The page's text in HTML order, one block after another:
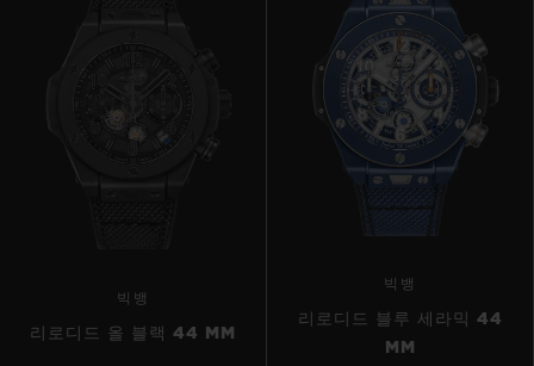
빅뱅
리로디드 올 블랙 44 MM
빅뱅
리로디드 블루 세라믹 44
MM